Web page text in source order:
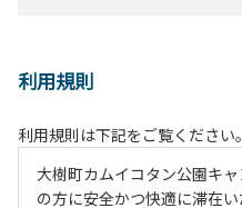
利用規則
利用規則は下記をご覧ください。
大樹町カムイコタン公園キ
の方に安全かつ快適に滞在